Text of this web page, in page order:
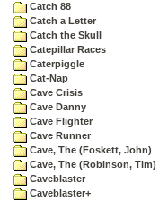
Catch 88
Catch a Letter
Catch the Skull
Catepillar Races
Caterpiggle
Cat-Nap
Cave Crisis
Cave Danny
Cave Flighter
Cave Runner
Cave, The (Foskett, John)
Cave, The (Robinson, Tim)
Caveblaster
Caveblaster+